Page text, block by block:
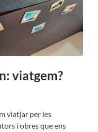
viatgem?
viatjar per les
i obres que ens